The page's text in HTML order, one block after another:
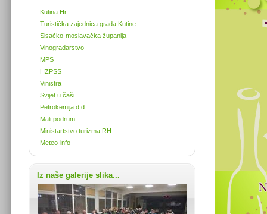
Kutina.Hr
Turistička zajednica grada Kutine
Sisačko-moslavačka županija
Vinogradarstvo
MPS
HZPSS
Vinistra
Svijet u čaši
Petrokemija d.d.
Mali podrum
Ministartstvo turizma RH
Meteo-info
Iz naše galerije slika...